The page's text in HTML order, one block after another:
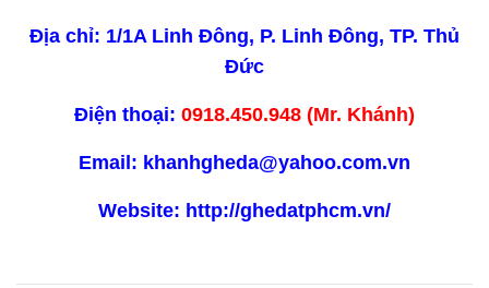
Địa chỉ: 1/1A Linh Đông, P. Linh Đông, TP. Thủ
Đức
Điện thoại: 0918.450.948 (Mr. Khánh)
Email: khanhgheda@yahoo.com.vn
Website: http://ghedatphcm.vn/